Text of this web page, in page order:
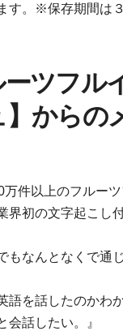
す。※保存期間は
ツフル
】からの
万件以上のフルー
界初の文字起こし
もなんとなくで通
語を話したのかわ
会話したい。』